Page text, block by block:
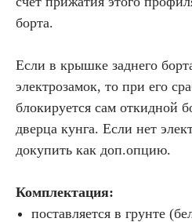
борта.
Если в крышке заднего
электрозамок, то при его
блокируется сам откидной
дверца кунга. Если нет
докупить как доп.опцию.
Комплектация:
поставляется в грунте